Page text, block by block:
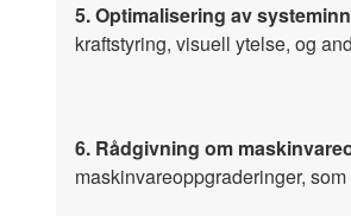
5. Optimalisering av
kraftstyring, visuell ytelse, og
6. Rådgivning om
maskinvareoppgraderinger,